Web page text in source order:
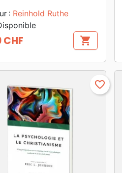
: Reinhold Ruthe
CHF shopping_cart
favorite_border